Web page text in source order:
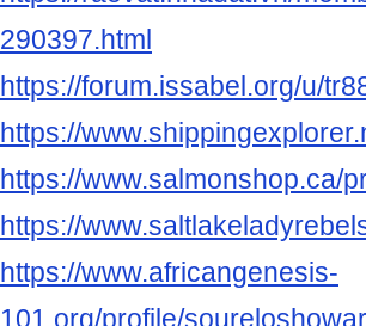
290397.html
https://forum.issabel.org/u/
https://
https://www.salmonshop.ca/
https://
https://www.africangenesis-
101.org/profile/